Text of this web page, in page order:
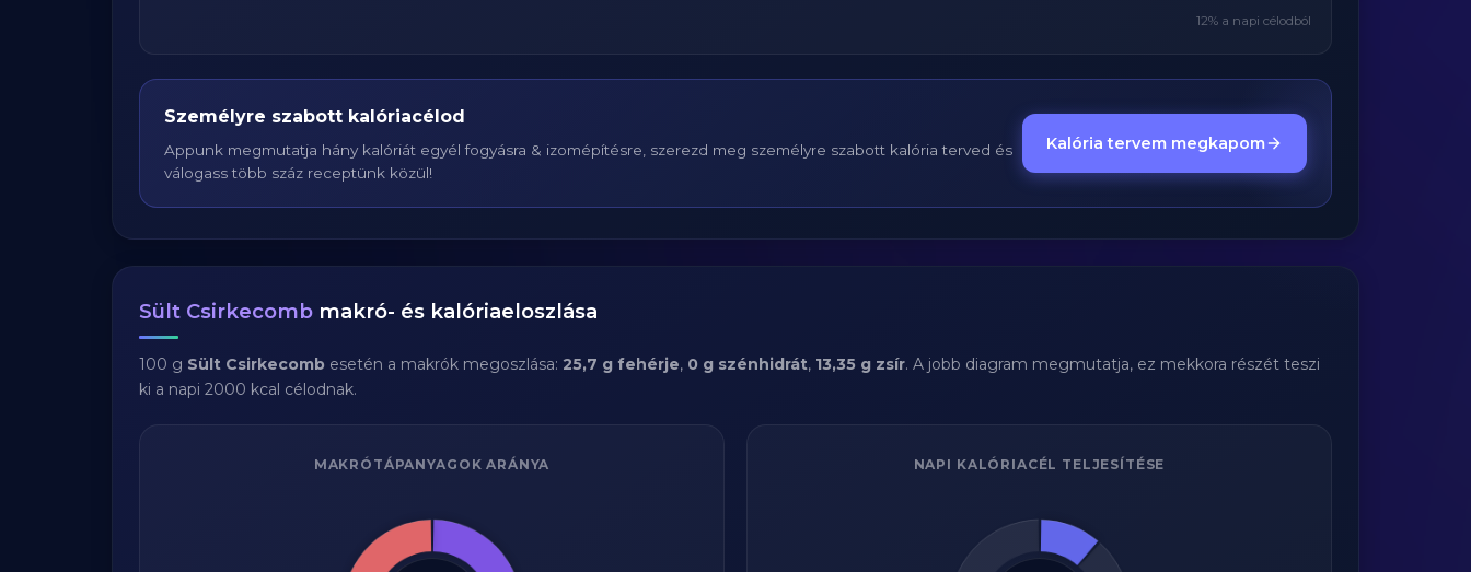
12% a napi célodból
Személyre szabott kalóriacélod
Appunk megmutatja hány kalóriát egyél fogyásra & izomépítésre, szerezd meg személyre szabott kalória terved és
válogass több száz receptünk közül!
Kalória tervem megkapom
Sült Csirkecomb makró- és kalóriaeloszlása
100 g Sült Csirkecomb esetén a makrók megoszlása: 25,7 g fehérje, 0 g szénhidrát, 13,35 g zsír. A jobb diagram megmutatja, ez mekkora részét teszi
ki a napi 2000 kcal célodnak.
MAKRÓTÁPANYAGOK ARÁNYA NAPI KALÓRIACÉL TELJESÍTÉSE